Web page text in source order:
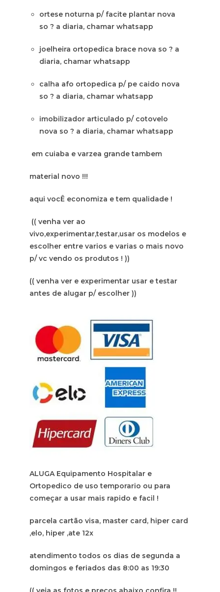
ortese noturna p/ facite plantar nova
so ? a diaria, chamar whatsapp
joelheira ortopedica brace nova so ? a
diaria, chamar whatsapp
calha afo ortopedica p/ pe caido nova
so ? a diaria, chamar whatsapp
imobilizador articulado p/ cotovelo
nova so ? a diaria, chamar whatsapp
em cuiaba e varzea grande tambem
material novo !!!
aqui vocÊ economiza e tem qualidade !
(( venha ver ao
vivo,experimentar,testar,usar os modelos e
escolher entre varios e varias o mais novo
p/ vc vendo os produtos ! ))
(( venha ver e experimentar usar e testar
antes de alugar p/ escolher ))
ALUGA Equipamento Hospitalar e
Ortopedico de uso temporario ou para
começar a usar mais rapido e facil !
parcela cartão visa, master card, hiper card
,elo, hiper ,ate 12x
atendimento todos os dias de segunda a
domingos e feriados das 8:00 as 19:30